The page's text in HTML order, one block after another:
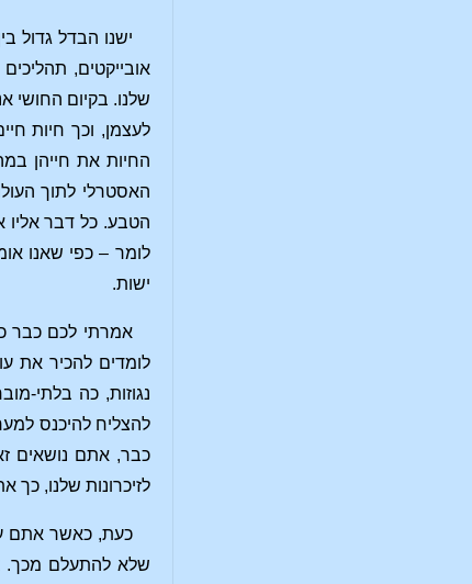
ישנו הבדל גדול
אובייקטים,
שלנו. בקיום החושי
לעצמן, וכך חיות
החיות את חייהן
האסטרלי לתוך
הטבע. כל דבר
לומר – כפי שאנו
ישות.
אמרתי לכם כבר
לומדים להכיר את
נגוזות, כה בלתי-
להצליח להיכנס
כבר, אתם נושאים
לזיכרונות שלנו,
כעת, כאשר אתם
שלא להתעלם מכך.